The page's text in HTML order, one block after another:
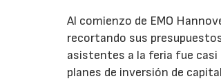
Al comienzo de EMO
recortando sus
asistentes a la feria fue casi
planes de inversión de